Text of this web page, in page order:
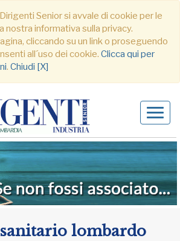
Senior si avvale di cookie per le
nostra informativa sulla privacy.
cliccando su un link o proseguendo
all´uso dei cookie. Clicca qui per
. Chiudi [X]
lombardo